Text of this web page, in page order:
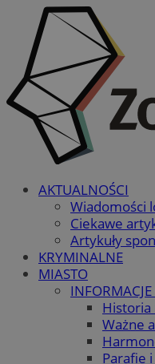
AKTUALNOŚCI
Wiadomości
Ciekawe
Artykuły
KRYMINALNE
MIASTO
Historia
Ważne
Parafie